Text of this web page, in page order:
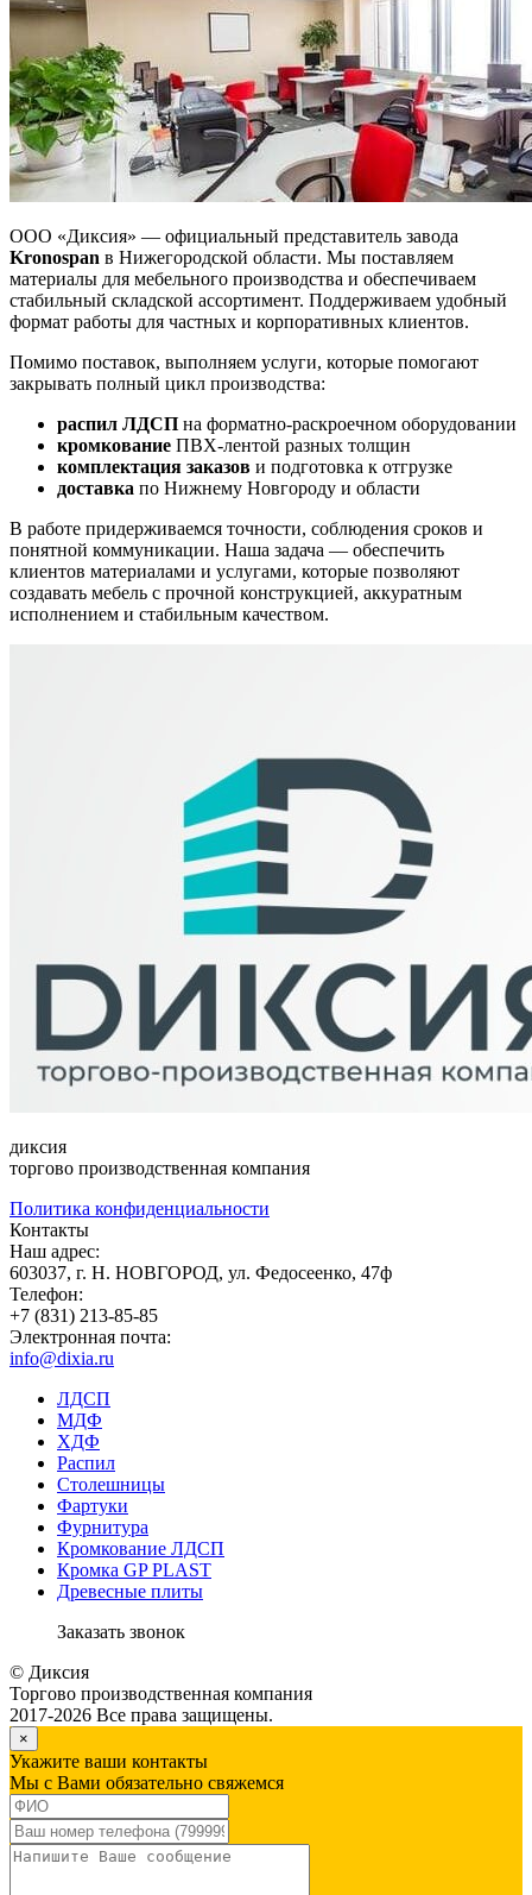
ООО «Диксия» — официальный представитель завода
Kronospan в Нижегородской области. Мы поставляем
материалы для мебельного производства и обеспечиваем
стабильный складской ассортимент. Поддерживаем удобный
формат работы для частных и корпоративных клиентов.
Помимо поставок, выполняем услуги, которые помогают
закрывать полный цикл производства:
распил ЛДСП на форматно-раскроечном оборудовании
кромкование ПВХ-лентой разных толщин
комплектация заказов и подготовка к отгрузке
доставка по Нижнему Новгороду и области
В работе придерживаемся точности, соблюдения сроков и
понятной коммуникации. Наша задача — обеспечить
клиентов материалами и услугами, которые позволяют
создавать мебель с прочной конструкцией, аккуратным
исполнением и стабильным качеством.
диксия
торгово производственная компания
Политика конфиденциальности
Контакты
Наш адрес:
603037, г. Н. НОВГОРОД, ул. Федосеенко, 47ф
Телефон:
+7 (831) 213-85-85
Электронная почта:
info@dixia.ru
ЛДСП
МДФ
ХДФ
Распил
Столешницы
Фартуки
Фурнитура
Кромкование ЛДСП
Кромка GP PLAST
Древесные плиты
Заказать звонок
© Диксия
Торгово производственная компания
2017-2026 Все права защищены.
×
Укажите ваши контакты
Мы с Вами обязательно свяжемся